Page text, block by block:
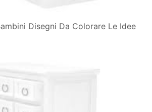
Disegni Da Colorare Le Idee